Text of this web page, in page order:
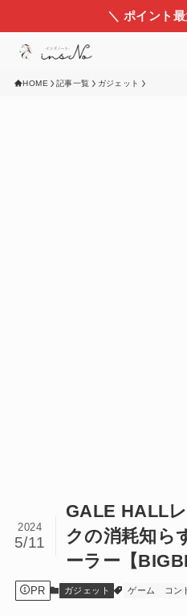
＼ ポイント
HOME 記事一覧 ガジェット
GALE HALL
クの消耗知ら
ーラー【
2024
5/11
PR ガジェット ゲーム コン